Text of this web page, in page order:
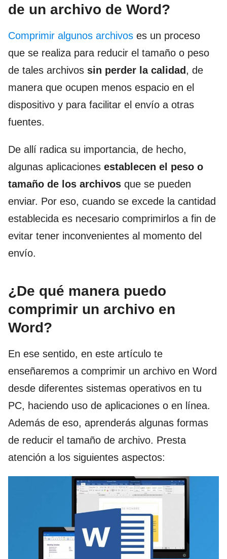
de un archivo de Word?
Comprimir algunos archivos es un proceso
que se realiza para reducir el tamaño o peso
de tales archivos sin perder la calidad , de
manera que ocupen menos espacio en el
dispositivo y para facilitar el envío a otras
fuentes.
De allí radica su importancia, de hecho,
algunas aplicaciones establecen el peso o
tamaño de los archivos que se pueden
enviar. Por eso, cuando se excede la cantidad
establecida es necesario comprimirlos a fin de
evitar tener inconvenientes al momento del
envío.
¿De qué manera puedo
comprimir un archivo en
Word?
En ese sentido, en este artículo te
enseñaremos a comprimir un archivo en Word
desde diferentes sistemas operativos en tu
PC, haciendo uso de aplicaciones o en línea.
Además de eso, aprenderás algunas formas
de reducir el tamaño de archivo. Presta
atención a los siguientes aspectos: